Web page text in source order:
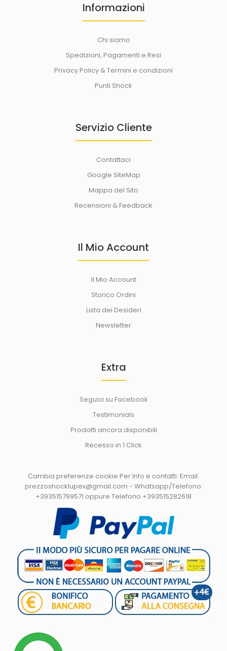
Informazioni
Chi siamo
Spedizioni, Pagamenti e Resi
Privacy Policy & Termini e condizioni
Punti Shock
Servizio Cliente
Contattaci
Google SiteMap
Mappa del Sito
Recensioni & Feedback
Il Mio Account
Il Mio Account
Storico Ordini
Lista dei Desideri
Newsletter
Extra
Seguici su Facebook
Testimonials
Prodotti ancora disponibili
Recesso in 1 Click
Cambia preferenze cookie Per Info e contatti: Email:
prezzoshocklupex@gmail.com - Whatsapp/Telefono:
+393515799571 oppure Telefono +393515282618